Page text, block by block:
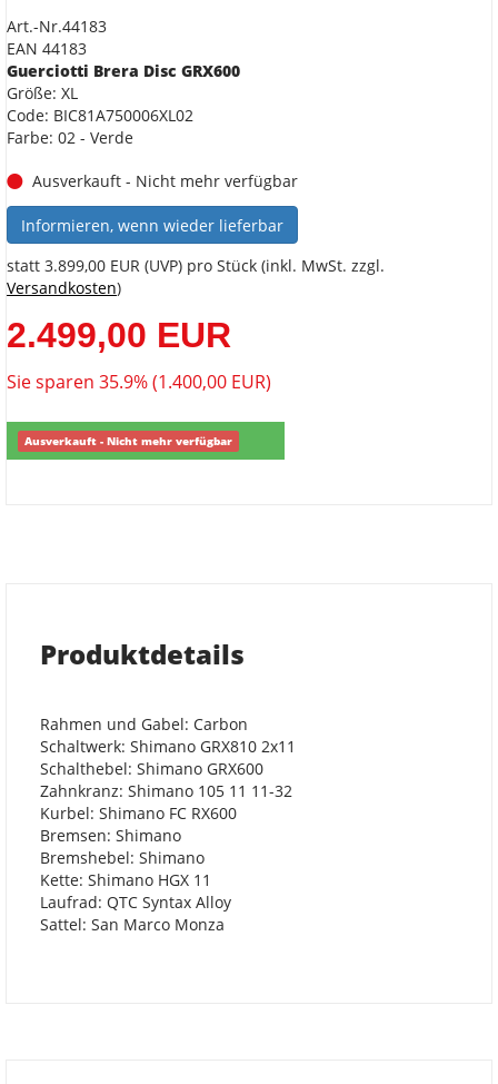
Art.-Nr.44183
EAN 44183
Guerciotti Brera Disc GRX600
Größe: XL
Code: BIC81A750006XL02
Farbe: 02 - Verde
Ausverkauft - Nicht mehr verfügbar
Informieren, wenn wieder lieferbar
statt 3.899,00 EUR (UVP) pro Stück (inkl. MwSt. zzgl.
Versandkosten)
2.499,00 EUR
Sie sparen 35.9% (1.400,00 EUR)
Ausverkauft - Nicht mehr verfügbar
Produktdetails
Rahmen und Gabel: Carbon
Schaltwerk: Shimano GRX810 2x11
Schalthebel: Shimano GRX600
Zahnkranz: Shimano 105 11 11-32
Kurbel: Shimano FC RX600
Bremsen: Shimano
Bremshebel: Shimano
Kette: Shimano HGX 11
Laufrad: QTC Syntax Alloy
Sattel: San Marco Monza